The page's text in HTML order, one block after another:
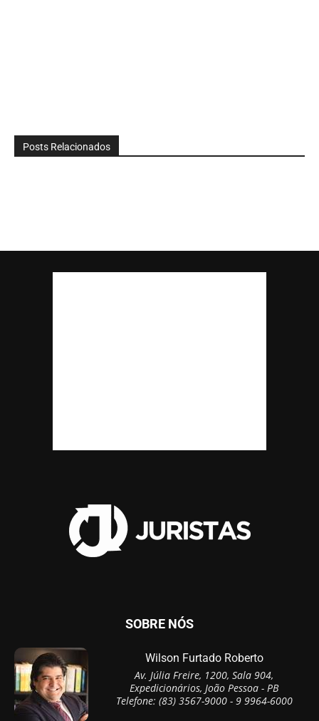
Posts Relacionados
SOBRE NÓS
Wilson Furtado Roberto
Av. Júlia Freire, 1200, Sala 904,
Expedicionários, João Pessoa - PB
Telefone: (83) 3567-9000 - 9 9964-6000